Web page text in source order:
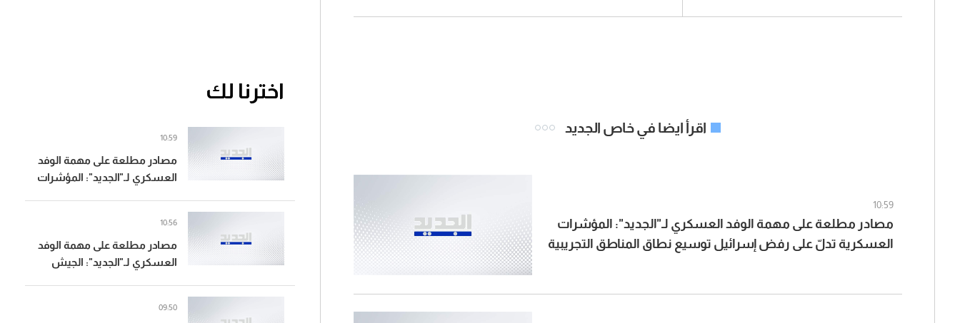
اقرأ ايضا في خاص الجديد
10:59
مصادر مطلعة على مهمة الوفد العسكري لـ"الجديد": المؤشرات
العسكرية تدلّ على رفض إسرائيل توسيع نطاق المناطق التجريبية
اخترنا لك
مصادر مطلعة على مهمة الوفد
العسكري لـ"الجديد": المؤشرات
التجريبية بدءًا من رفضها
الانسحاب
10:59
مصادر مطلعة على مهمة الوفد
العسكري لـ"الجديد": الجيش
مواجهة الجيش اللبناني في بلدة
10:56
09:50